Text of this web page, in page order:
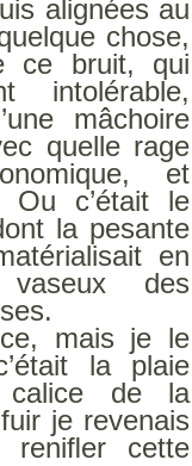
alignées au
chose,
ce bruit, qui
intolérable,
mâchoire
quelle rage
et
Ou c’était le
la pesante
en
des
mais je le
la plaie
calice de la
je revenais
reniﬂer cette